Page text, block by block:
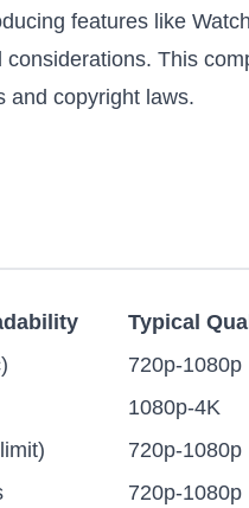
features like
This
and copyright laws.
Typical
720p-1080p
1080p-4K
720p-1080p
720p-1080p